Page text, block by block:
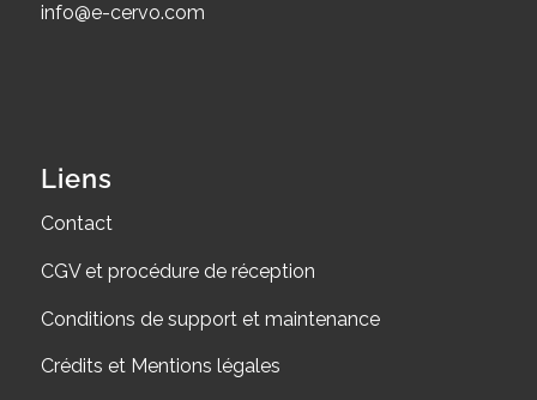
info@e-cervo.com
Liens
Contact
CGV et procédure de réception
Conditions de support et maintenance
Crédits et Mentions légales